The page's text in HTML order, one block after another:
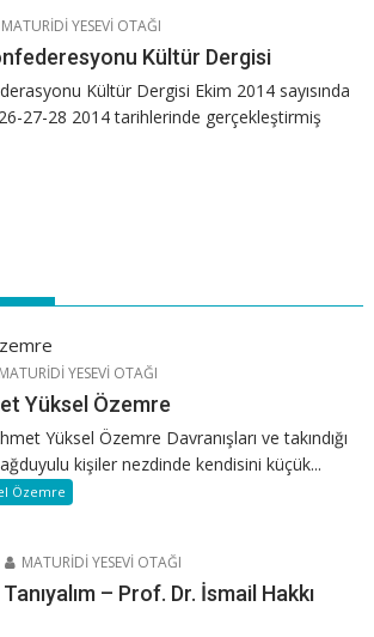
MATURİDİ YESEVİ OTAĞI
Kültür Dergisi
Kültür Dergisi Ekim 2014 sayısında
27-28 2014 tarihlerinde gerçekleştirmiş
MATURİDİ YESEVİ OTAĞI
Yüksel Özemre
Yüksel Özemre Davranışları ve takındığı
kişiler nezdinde kendisini küçük...
Özemre
MATURİDİ YESEVİ OTAĞI
– Prof. Dr. İsmail Hakkı